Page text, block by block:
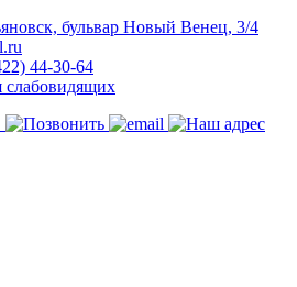
бульвар Новый Венец, 3/4
44-30-64
слабовидящих